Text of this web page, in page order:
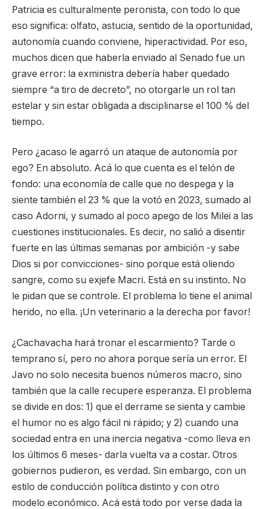
Patricia es culturalmente peronista, con todo lo que
eso significa: olfato, astucia, sentido de la oportunidad,
autonomía cuando conviene, hiperactividad. Por eso,
muchos dicen que haberla enviado al Senado fue un
grave error: la exministra debería haber quedado
siempre “a tiro de decreto”, no otorgarle un rol tan
estelar y sin estar obligada a disciplinarse el 100 % del
tiempo.
Pero ¿acaso le agarró un ataque de autonomía por
ego? En absoluto. Acá lo que cuenta es el telón de
fondo: una economía de calle que no despega y la
siente también el 23 % que la votó en 2023, sumado al
caso Adorni, y sumado al poco apego de los Milei a las
cuestiones institucionales. Es decir, no salió a disentir
fuerte en las últimas semanas por ambición -y sabe
Dios si por convicciones- sino porque está oliendo
sangre, como su exjefe Macri. Está en su instinto. No
le pidan que se controle. El problema lo tiene el animal
herido, no ella. ¡Un veterinario a la derecha por favor!
¿Cachavacha hará tronar el escarmiento? Tarde o
temprano sí, pero no ahora porque sería un error. El
Javo no solo necesita buenos números macro, sino
también que la calle recupere esperanza. El problema
se divide en dos: 1) que el derrame se sienta y cambie
el humor no es algo fácil ni rápido; y 2) cuando una
sociedad entra en una inercia negativa -como lleva en
los últimos 6 meses- darla vuelta va a costar. Otros
gobiernos pudieron, es verdad. Sin embargo, con un
estilo de conducción política distinto y con otro
modelo económico. Acá está todo por verse dada la